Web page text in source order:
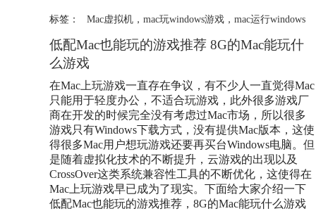
标签： Mac虚拟机， mac玩windows游戏， mac运行windows
低配Mac也能玩的游戏推荐 8G的Mac能玩什
么游戏
在Mac上玩游戏一直存在争议，有不少人一直觉得Mac
只能用于轻度办公，不适合玩游戏，此外很多游戏厂
商在开发的时候完全没有考虑过Mac市场，所以很多
游戏只有Windows下载方式，没有提供Mac版本，这使
得很多Mac用户想玩游戏还要再买台Windows电脑。但
是随着虚拟化技术的不断提升，云游戏的出现以及
CrossOver这类系统兼容性工具的不断优化，这使得在
Mac上玩游戏早已成为了现实。下面给大家介绍一下
低配Mac也能玩的游戏推荐，8G的Mac能玩什么游戏